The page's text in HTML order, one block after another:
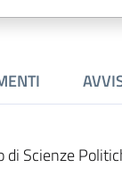
Scienze